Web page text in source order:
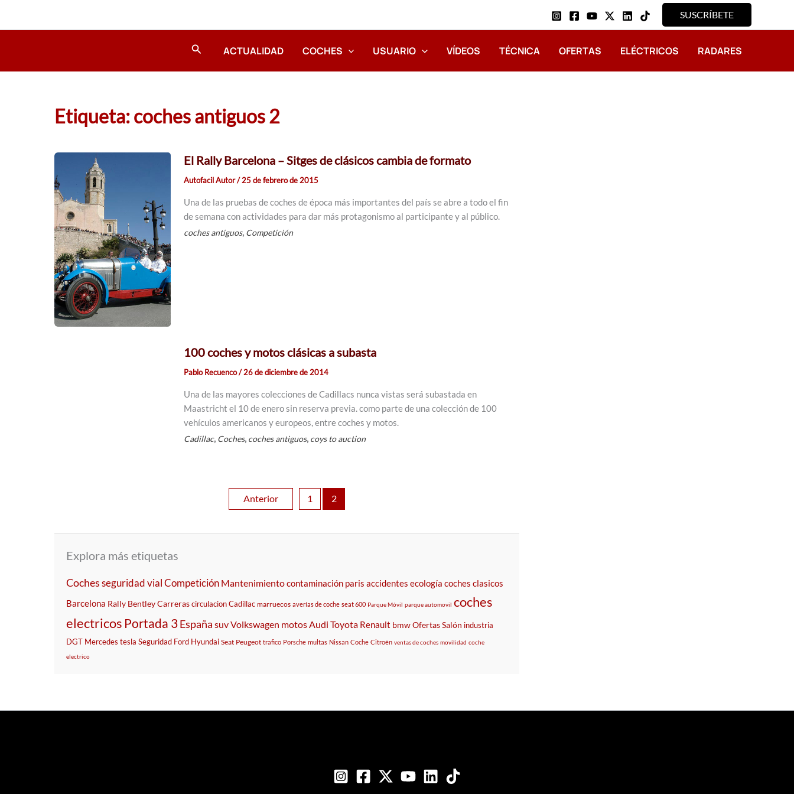
SUSCRÍBETE
Buscar ACTUALIDAD COCHES USUARIO VÍDEOS TÉCNICA OFERTAS ELÉCTRICOS RADARES
Etiqueta: coches antiguos 2
El Rally Barcelona – Sitges de clásicos cambia de formato
Autofacil Autor/25 de febrero de 2015
Una de las pruebas de coches de época más importantes del país se abre a todo el fin
de semana con actividades para dar más protagonismo al participante y al público.
coches antiguos, Competición
100 coches y motos clásicas a subasta
Pablo Recuenco/26 de diciembre de 2014
Una de las mayores colecciones de Cadillacs nunca vistas será subastada en
Maastricht el 10 de enero sin reserva previa. como parte de una colección de 100
vehículos americanos y europeos, entre coches y motos.
Cadillac, Coches, coches antiguos, coys to auction
Anterior 1 2
Explora más etiquetas
Cochesseguridad vialCompetición Mantenimientocontaminación paris accidentes ecología coches clasicos
Barcelona Rally BentleyCarrerascirculacionCadillac marruecos averías de coche seat 600 Parque Móvil parque automovil coches
electricos Portada 3España suvVolkswagen motosAudi Toyota Renault bmwOfertasSalón industria
DGT Mercedes tesla Seguridad Ford Hyundai Seat Peugeot trafico Porsche multas Nissan Coche Citroën ventas de coches movilidad coche
electrico